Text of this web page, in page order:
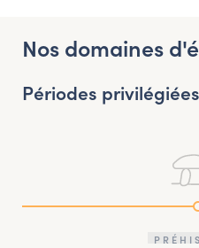
Nos domaines
Périodes privilégiées